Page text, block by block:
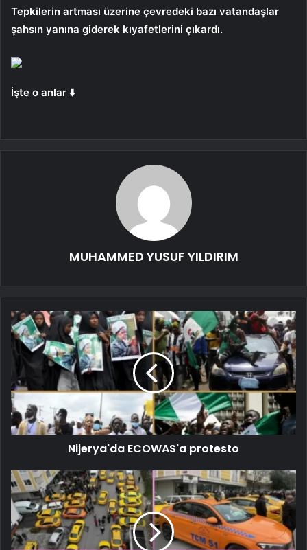
Tepkilerin artması üzerine çevredeki bazı vatandaşlar
şahsın yanına giderek kıyafetlerini çıkardı.
İşte o anlar ⬇️
MUHAMMED YUSUF YILDIRIM
Nijerya'da ECOWAS'a protesto